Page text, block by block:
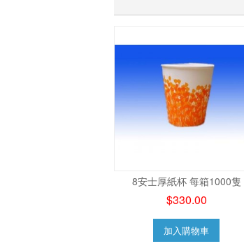
8安士厚紙杯 每箱1000隻
$330.00
加入購物車